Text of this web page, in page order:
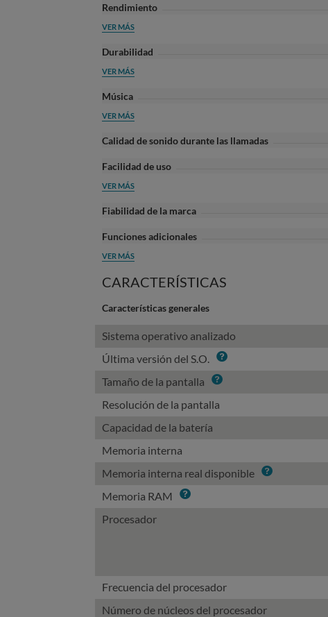
Rendimiento
VER MÁS
Durabilidad
VER MÁS
Música
VER MÁS
Calidad de sonido durante las llamadas
Facilidad de uso
VER MÁS
Fiabilidad de la marca
Funciones adicionales
VER MÁS
CARACTERÍSTICAS
Características generales
Sistema operativo analizado
Última versión del S.O. Info
Tamaño de la pantalla Info
Resolución de la pantalla
Capacidad de la batería
Memoria interna
Memoria interna real disponible Info
Memoria RAM Info
Procesador
Frecuencia del procesador
Número de núcleos del procesador